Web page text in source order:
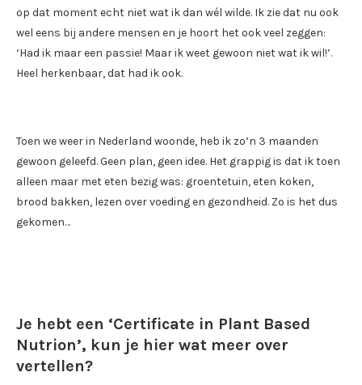
op dat moment echt niet wat ik dan wél wilde. Ik zie dat nu ook
wel eens bij andere mensen en je hoort het ook veel zeggen:
‘Had ik maar een passie! Maar ik weet gewoon niet wat ik wil!’.
Heel herkenbaar, dat had ik ook.
Toen we weer in Nederland woonde, heb ik zo’n 3 maanden
gewoon geleefd. Geen plan, geen idee. Het grappig is dat ik toen
alleen maar met eten bezig was: groentetuin, eten koken,
brood bakken, lezen over voeding en gezondheid. Zo is het dus
gekomen…
Je hebt een ‘Certificate in Plant Based
Nutrion’, kun je hier wat meer over
vertellen?